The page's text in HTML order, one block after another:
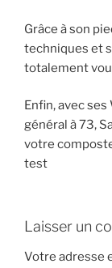
Grâce à son
techniques et
totalement
Enfin, avec
général à 73,
votre
test
Laisser un
Votre adresse